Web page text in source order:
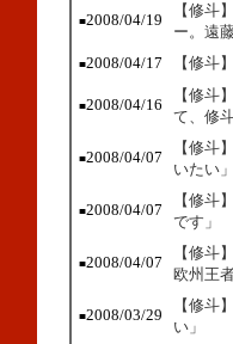
■2008/04/19
【修斗
ー。遠
■2008/04/17 【修斗
■2008/04/16
【修斗
て、修
■2008/04/07
【修斗
いたい
■2008/04/07
【修斗
です」
■2008/04/07
【修斗
欧州王
■2008/03/29
【修斗
い」